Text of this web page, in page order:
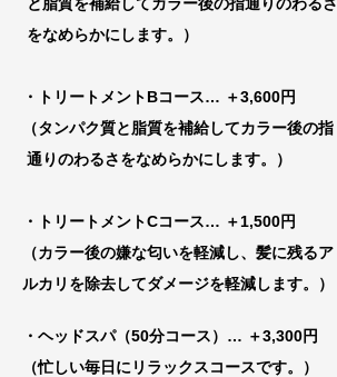
と脂質を補給してカラー後の指通りのわるさ
をなめらかにします。）
・トリートメントBコース… ＋3,600円
（タンパク質と脂質を補給してカラー後の指
通りのわるさをなめらかにします。）
・トリートメントCコース… ＋1,500円
（カラー後の嫌な匂いを軽減し、髪に残るア
ルカリを除去してダメージを軽減します。）
・ヘッドスパ（50分コース）… ＋3,300円
（忙しい毎日にリラックスコースです。）